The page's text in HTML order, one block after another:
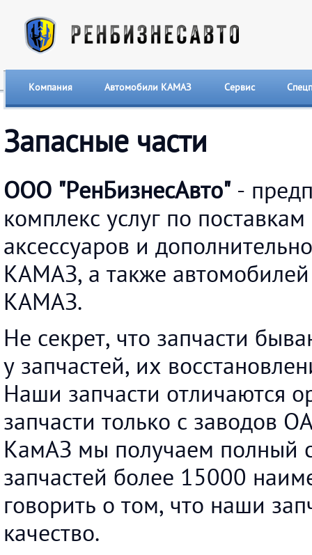
Компания Автомобили КАМАЗ Сервис
Запасные части
ООО "РенБизнесАвто" -
комплекс услуг по
аксессуаров и
КАМАЗ, а также
КАМАЗ.
Не секрет, что запчасти
у запчастей, их
Наши запчасти отличаются
запчасти только с заводов
КамАЗ мы получаем полный
запчастей более 15000
говорить о том, что наши
качество.